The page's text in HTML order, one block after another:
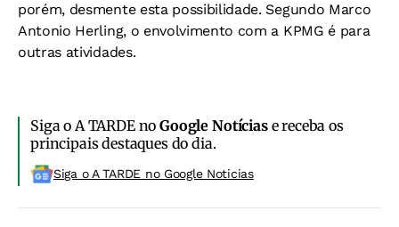
porém, desmente esta possibilidade. Segundo Marco
Antonio Herling, o envolvimento com a KPMG é para
outras atividades.
Siga o A TARDE noGoogle Notíciase receba os
principais destaques do dia.
Siga o A TARDE no Google Noticias